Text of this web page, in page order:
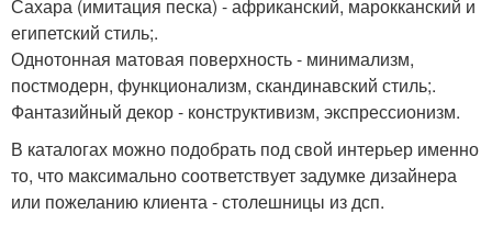
Сахара (имитация песка) - африканский, марокканский и
египетский стиль;.
Однотонная матовая поверхность - минимализм,
постмодерн, функционализм, скандинавский стиль;.
Фантазийный декор - конструктивизм, экспрессионизм.
В каталогах можно подобрать под свой интерьер именно
то, что максимально соответствует задумке дизайнера
или пожеланию клиента - столешницы из дсп.